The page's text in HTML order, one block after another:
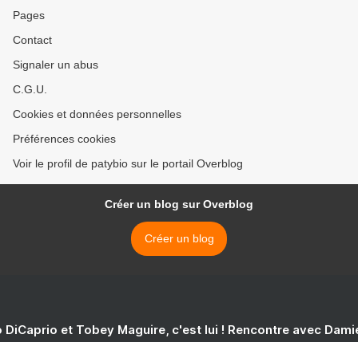
Pages
Contact
Signaler un abus
C.G.U.
Cookies et données personnelles
Préférences cookies
Voir le profil de patybio sur le portail Overblog
Créer un blog sur Overblog
Créer un blog
DiCaprio et Tobey Maguire, c'est lui ! Rencontre avec